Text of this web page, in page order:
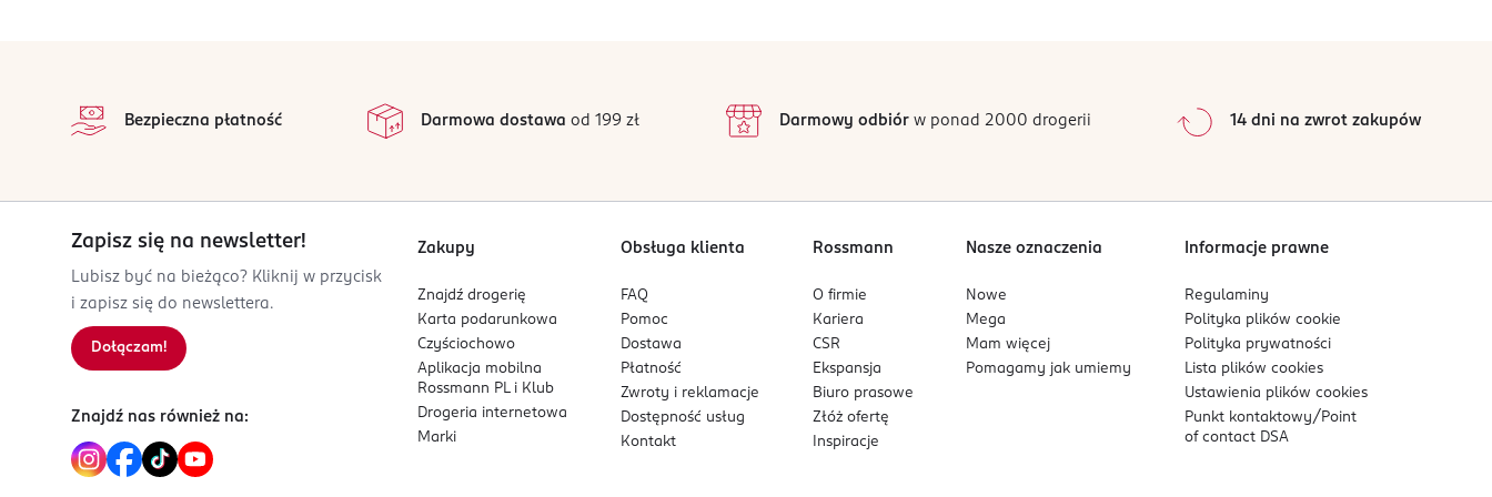
02-305
523748240
Kod EAN
5 907195 204365
2
1
0%
Sortowanie wgdata: od najnowszej
Bezpieczna płatność Darmowa dostawa od 199 zł Darmowy odbiórw ponad 2000 drogerii 14 dni na zwrot zakupów
Zapisz się na newsletter!
Lubisz być na bieżąco? Kliknij w przycisk
i zapisz się do newslettera.
Dołączam!
Znajdź nas również na:
Zakupy
Znajdź drogerię
Karta podarunkowa
Czyściochowo
Aplikacja mobilna
Rossmann PL i Klub
Drogeria internetowa
Marki
Obsługa klienta
FAQ
Pomoc
Dostawa
Płatność
Zwroty i reklamacje
Dostępność usług
Kontakt
Rossmann
O firmie
Kariera
CSR
Ekspansja
Biuro prasowe
Złóż ofertę
Inspiracje
Nasze oznaczenia
Nowe
Mega
Mam więcej
Pomagamy jak umiemy
Informacje prawne
Regulaminy
Polityka plikówcookie
Polityka prywatności
Lista plikówcookies
Ustawienia plikówcookies
Punkt kontaktowy/ Point
of contact DSA